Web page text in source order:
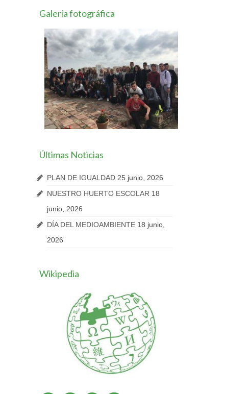
Galería fotográfica
Últimas Noticias
PLAN DE IGUALDAD 25 junio, 2026
NUESTRO HUERTO ESCOLAR 18
junio, 2026
DÍA DEL MEDIOAMBIENTE 18 junio,
2026
Wikipedia